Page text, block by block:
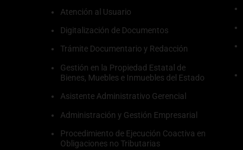
Atención al Usuario
Digitalización de Documentos
Trámite Documentario y Redacción
Gestión en la Propiedad Estatal de
Bienes, Muebles e Inmuebles del Estado
Asistente Administrativo Gerencial
Administración y Gestión Empresarial
Procedimiento de Ejecución Coactiva en
Obligaciones no Tributarias